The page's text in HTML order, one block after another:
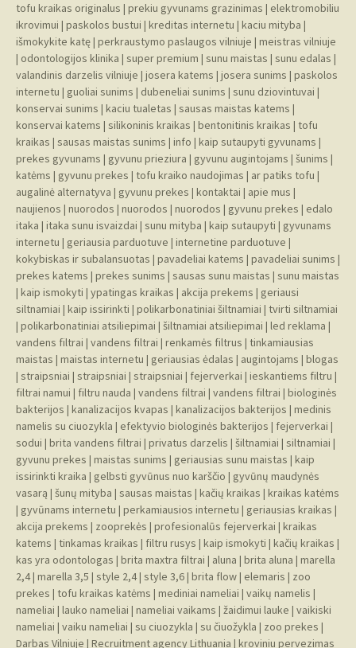
tofu kraikas originalus | prekiu gyvunams grazinimas | elektromobiliu
ikrovimui | paskolos bustui | kreditas internetu | kaciu mityba |
išmokykite katę| perkraustymo paslaugos vilniuje | meistras vilniuje
| odontologijos klinika | super premium | sunu maistas | sunu edalas |
valandinis darzelis vilniuje | josera katems | josera sunims | paskolos
internetu | guoliai sunims | dubeneliai sunims | sunu dziovintuvai |
konservai sunims | kaciu tualetas | sausas maistas katems |
konservai katems | silikoninis kraikas | bentonitinis kraikas | tofu
kraikas | sausas maistas sunims | info | kaip sutaupyti gyvunams |
prekes gyvunams | gyvunu prieziura | gyvunu augintojams | šunims |
katėms | gyvunu prekes | tofu kraiko naudojimas | ar patiks tofu |
augalinė alternatyva | gyvunu prekes | kontaktai | apie mus |
naujienos | nuorodos | nuorodos | nuorodos | gyvunu prekes | edalo
itaka | itaka sunu isvaizdai | sunu mityba | kaip sutaupyti | gyvunams
internetu | geriausia parduotuve | internetine parduotuve |
kokybiskas ir subalansuotas | pavadeliai katems | pavadeliai sunims |
prekes katems | prekes sunims | sausas sunu maistas | sunu maistas
| kaip ismokyti | ypatingas kraikas | akcija prekems | geriausi
siltnamiai | kaip issirinkti | polikarbonatiniai šiltnamiai | tvirti siltnamiai
| polikarbonatiniai atsiliepimai | šiltnamiai atsiliepimai | led reklama |
vandens filtrai | vandens filtrai | renkamės filtrus | tinkamiausias
maistas | maistas internetu | geriausias ėdalas | augintojams | blogas
| straipsniai | straipsniai | straipsniai | fejerverkai | ieskantiems filtru |
filtrai namui | filtru nauda | vandens filtrai | vandens filtrai | biologinės
bakterijos | kanalizacijos kvapas | kanalizacijos bakterijos | medinis
namelis su ciuozykla | efektyvio biologinės bakterijos | fejerverkai |
sodui | brita vandens filtrai | privatus darzelis | šiltnamiai | siltnamiai |
gyvunu prekes | maistas sunims | geriausias sunu maistas | kaip
issirinkti kraika | gelbsti gyvūnus nuo karščio | gyvūnų maudynės
vasarą | šunų mityba | sausas maistas | kačių kraikas | kraikas katėms
| gyvūnams internetu | perkamiausios internetu | geriausias kraikas |
akcija prekems | zooprekės | profesionalūs fejerverkai | kraikas
katems | tinkamas kraikas | filtru rusys | kaip ismokyti | kačių kraikas |
kas yra odontologas | brita maxtra filtrai | aluna | brita aluna | marella
2,4| marella 3,5 | style 2,4| style 3,6| brita flow| elemaris | zoo
prekes | tofu kraikas katėms | mediniai nameliai | vaikų namelis |
nameliai | lauko nameliai | nameliai vaikams | žaidimui lauke | vaikiski
nameliai | vaiku nameliai | su ciuozykla | su čiuožykla | zoo prekes |
Darbas Vilniuje | Recruitment agency Lithuania | kroviniu pervezimas